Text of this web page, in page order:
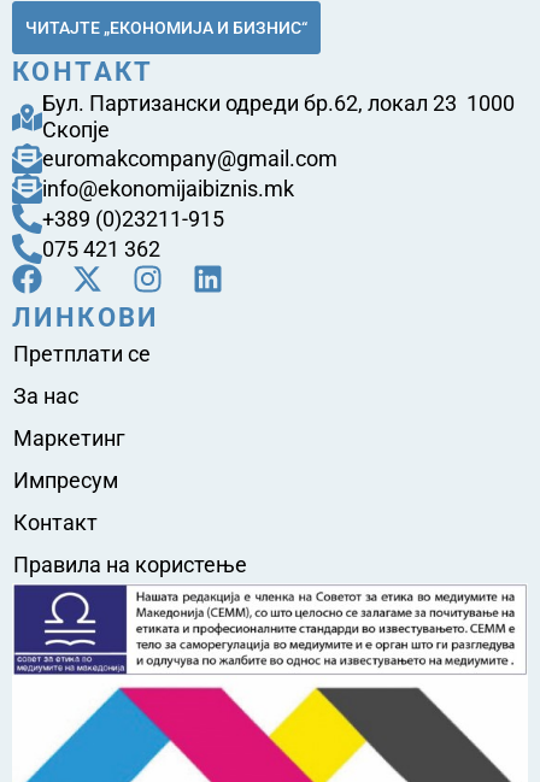
ЧИТАЈТЕ „ЕКОНОМИЈА И БИЗНИС“
КОНТАКТ
Бул. Партизански одреди бр.62, локал 23 1000
Скопје
euromakcompany@gmail.com
info@ekonomijaibiznis.mk
+389 (0)23211-915
075 421 362
ЛИНКОВИ
Претплати се
За нас
Маркетинг
Импресум
Контакт
Правила на користење